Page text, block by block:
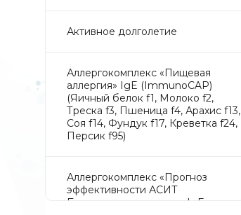
Активное долголетие
Аллергокомплекс «Пищевая
аллергия» IgE (ImmunoCAP)
(Яичный белок f1, Молоко f2,
Треска f3, Пшеница f4, Арахис f13,
Соя f14, Фундук f17, Креветка f24,
Персик f95)
Аллергокомплекс «Прогноз
эффективности АСИТ
Букоцветные деревья» IgE